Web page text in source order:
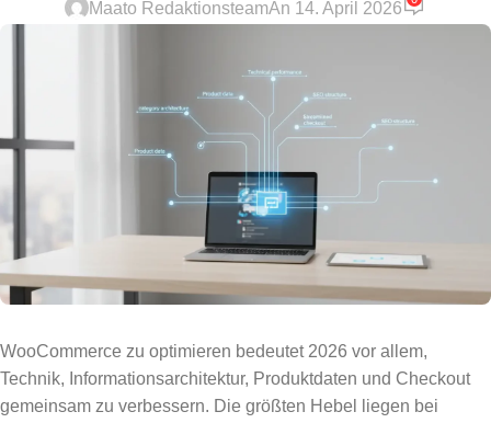
Maato RedaktionsteamAn 14. April 2026
WooCommerce zu optimieren bedeutet 2026 vor allem,
Technik, Informationsarchitektur, Produktdaten und Checkout
gemeinsam zu verbessern. Die größten Hebel liegen bei